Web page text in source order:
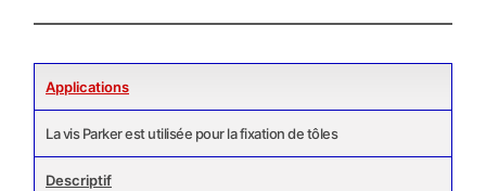
Applications
La vis Parker est utilisée pour la fixation de tôles
Descriptif